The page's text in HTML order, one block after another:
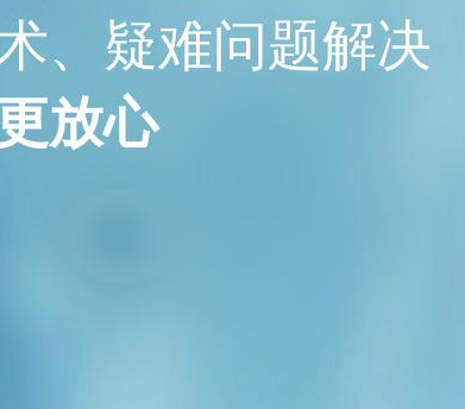
、疑难问题解决
放心